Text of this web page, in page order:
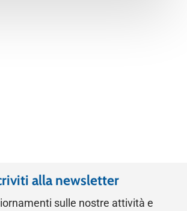
alla newsletter
sulle nostre attività e